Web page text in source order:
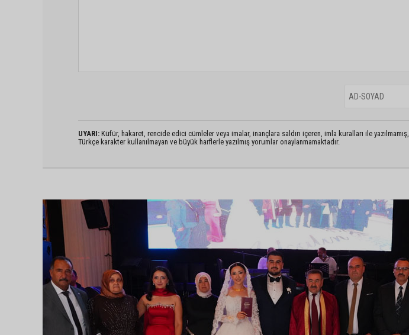
UYARI: Küfür, hakaret, rencide edici cümleler veya imalar, inançlara saldırı içeren, imla kuralları ile yazılmamış,
Türkçe karakter kullanılmayan ve büyük harflerle yazılmış yorumlar onaylanmamaktadır.